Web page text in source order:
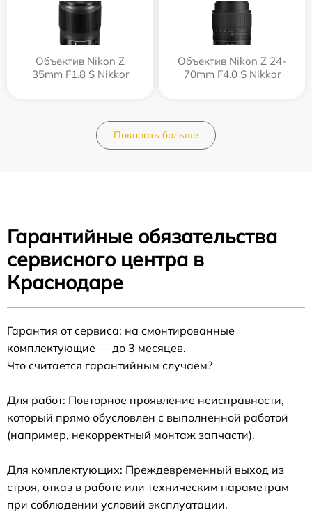
Объектив Nikon Z
35mm F1.8 S Nikkor
Объектив Nikon Z 24-
70mm F4.0 S Nikkor
Показать больше
Гарантийные обязательства
сервисного центра в
Краснодаре
Гарантия от сервиса: на смонтированные
комплектующие — до 3 месяцев.
Что считается гарантийным случаем?
Для работ: Повторное проявление неисправности,
который прямо обусловлен с выполненной работой
(например, некорректный монтаж запчасти).
Для комплектующих: Преждевременный выход из
строя, отказ в работе или техническим параметрам
при соблюдении условий эксплуатации.